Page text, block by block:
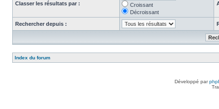
Classer les résultats par :
Croissant
Décroissant
Rechercher depuis :
Index du forum
Développé par